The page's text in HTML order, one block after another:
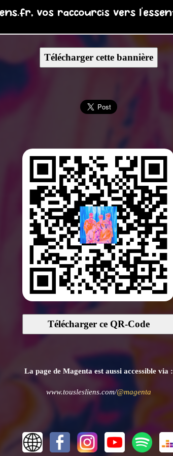
Télécharger cette bannière
Télécharger ce QR-Code
La page de Magenta est aussi accessible via :
www.touslesliens.com/@magenta